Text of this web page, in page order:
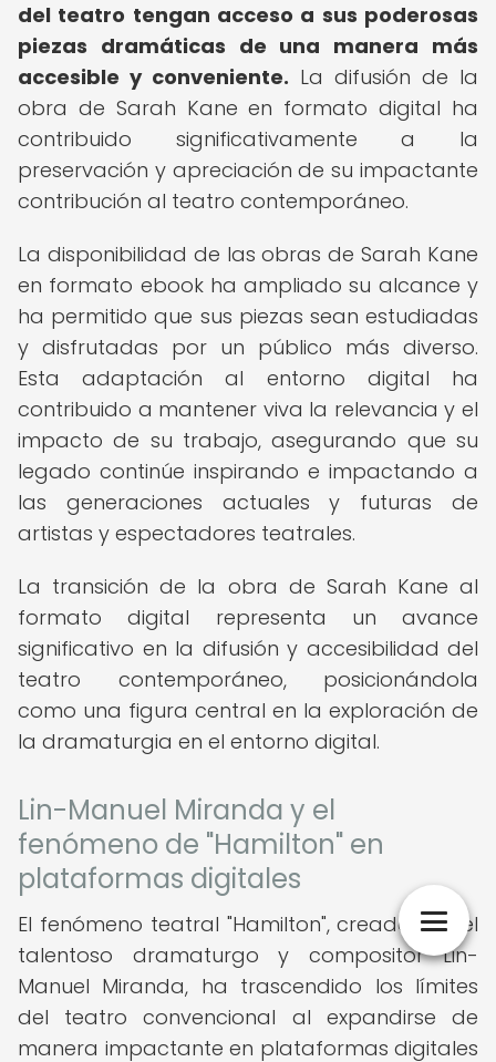
del teatro tengan acceso a sus poderosas
piezas dramáticas de una manera más
accesible y conveniente. La difusión de la
obra de Sarah Kane en formato digital ha
contribuido significativamente a la
preservación y apreciación de su impactante
contribución al teatro contemporáneo.
La disponibilidad de las obras de Sarah Kane
en formato ebook ha ampliado su alcance y
ha permitido que sus piezas sean estudiadas
y disfrutadas por un público más diverso.
Esta adaptación al entorno digital ha
contribuido a mantener viva la relevancia y el
impacto de su trabajo, asegurando que su
legado continúe inspirando e impactando a
las generaciones actuales y futuras de
artistas y espectadores teatrales.
La transición de la obra de Sarah Kane al
formato digital representa un avance
significativo en la difusión y accesibilidad del
teatro contemporáneo, posicionándola
como una figura central en la exploración de
la dramaturgia en el entorno digital.
Lin-Manuel Miranda y el
fenómeno de "Hamilton" en
plataformas digitales
El fenómeno teatral "Hamilton", creado por el
talentoso dramaturgo y compositor Lin-
Manuel Miranda, ha trascendido los límites
del teatro convencional al expandirse de
manera impactante en plataformas digitales